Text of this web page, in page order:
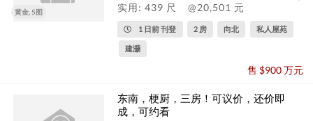
黄金, 5图
实用: 439 尺
@20,501 元
1 日前 刊登 2 房 向北 私人屋苑
建灏
售 $900 万元
东南，梗厨，三房！可议价，还价即
成，可约看